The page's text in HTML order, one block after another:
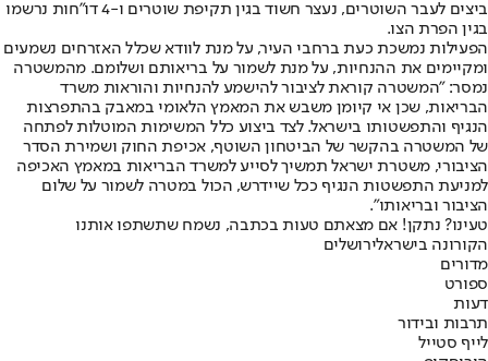
ביצים לעבר השוטרים, נעצר חשוד בגין תקיפת שוטרים ו-4 דו"חות נרשמו
בגין הפרת הצו.
הפעילות נמשכת כעת ברחבי העיר, על מנת לוודא שכלל האזרחים נשמעים
ומקיימים את ההנחיות, על מנת לשמור על בריאותם ושלומם. מהמשטרה
נמסר: "המשטרה קוראת לציבור להישמע להנחיות והוראות משרד
הבריאות, שכן אי קיומן משבש את המאמץ הלאומי במאבק בהתפרצות
הנגיף והתפשטותו בישראל. לצד ביצוע כלל המשימות המוטלות לפתחה
של המשטרה בהקשר של הביטחון השוטף, אכיפת החוק ושמירת הסדר
הציבורי, משטרת ישראל תמשיך לסייע למשרד הבריאות במאמץ האכיפה
למניעת התפשטות הנגיף ככל שיידרש, הכול במטרה לשמור על שלום
הציבור ובריאותו".
טעינו? נתקן! אם מצאתם טעות בכתבה, נשמח שתשתפו אותנו
הקורונה בישראלירושלים
מדורים
ספורט
דעות
תרבות ובידור
לייף סטייל